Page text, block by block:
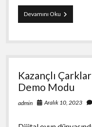
Devamını OkuInstagramda
Takipçi
Organik
Artırma
Kazançlı
Demo Modu
admin Aralık 10, 2023